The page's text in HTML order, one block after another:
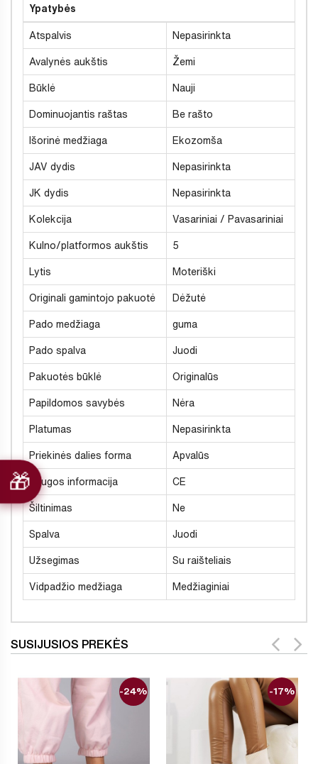
Ypatybės
Atspalvis Nepasirinkta
Avalynės aukštis Žemi
Būklė Nauji
Dominuojantis raštas Be rašto
Išorinė medžiaga Ekozomša
JAV dydis Nepasirinkta
JK dydis Nepasirinkta
Kolekcija Vasariniai / Pavasariniai
Kulno/platformos aukštis 5
Lytis Moteriški
Originali gamintojo pakuotė Dėžutė
Pado medžiaga guma
Pado spalva Juodi
Pakuotės būklė Originalūs
Papildomos savybės Nėra
Platumas Nepasirinkta
Priekinės dalies forma Apvalūs
Saugos informacija CE
Šiltinimas Ne
Spalva Juodi
Užsegimas Su raišteliais
Vidpadžio medžiaga Medžiaginiai
SUSIJUSIOS PREKĖS
-24% -17%